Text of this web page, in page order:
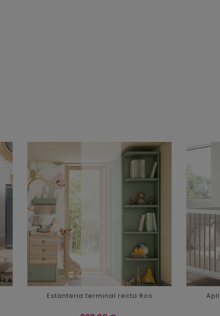
Estanteria terminal recta Ros